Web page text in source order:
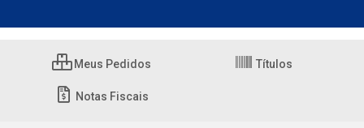
Meus Pedidos Títulos
Notas Fiscais